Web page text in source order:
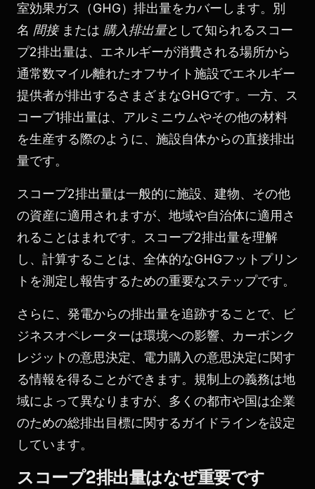
室効果ガス（GHG）排出量をカバーします。別
名 間接または 購入排出量として知られるスコー
プ2排出量は、エネルギーが消費される場所から
通常数マイル離れたオフサイト施設でエネルギー
提供者が排出するさまざまなGHGです。一方、ス
コープ1排出量は、アルミニウムやその他の材料
を生産する際のように、施設自体からの直接排出
量です。
スコープ2排出量は一般的に施設、建物、その他
の資産に適用されますが、地域や自治体に適用さ
れることはまれです。スコープ2排出量を理解
し、計算することは、全体的なGHGフットプリン
トを測定し報告するための重要なステップです。
さらに、発電からの排出量を追跡することで、ビ
ジネスオペレーターは環境への影響、カーボンク
レジットの意思決定、電力購入の意思決定に関す
る情報を得ることができます。規制上の義務は地
域によって異なりますが、多くの都市や国は企業
のための総排出目標に関するガイドラインを設定
しています。
スコープ2排出量はなぜ重要です